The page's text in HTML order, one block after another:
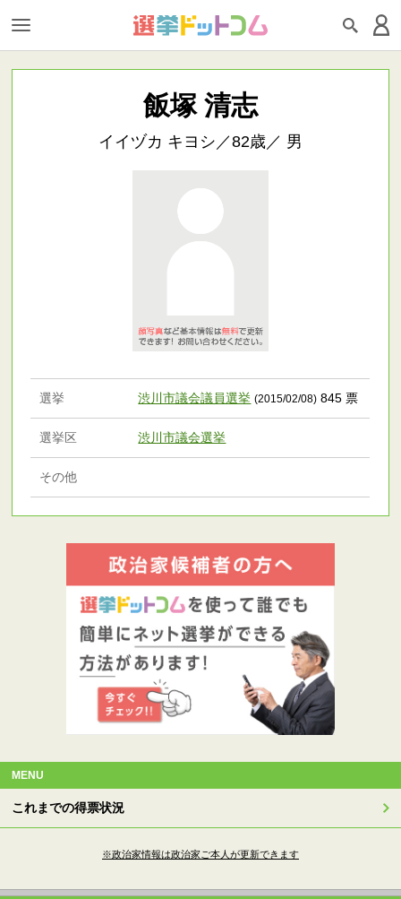
飯塚 清志
イイヅカ キヨシ／82歳／ 男
選挙 渋川市議会議員選挙 (2015/02/08) 845 票
選挙区 渋川市議会選挙
その他
MENU
これまでの得票状況
※政治家情報は政治家ご本人が更新できます